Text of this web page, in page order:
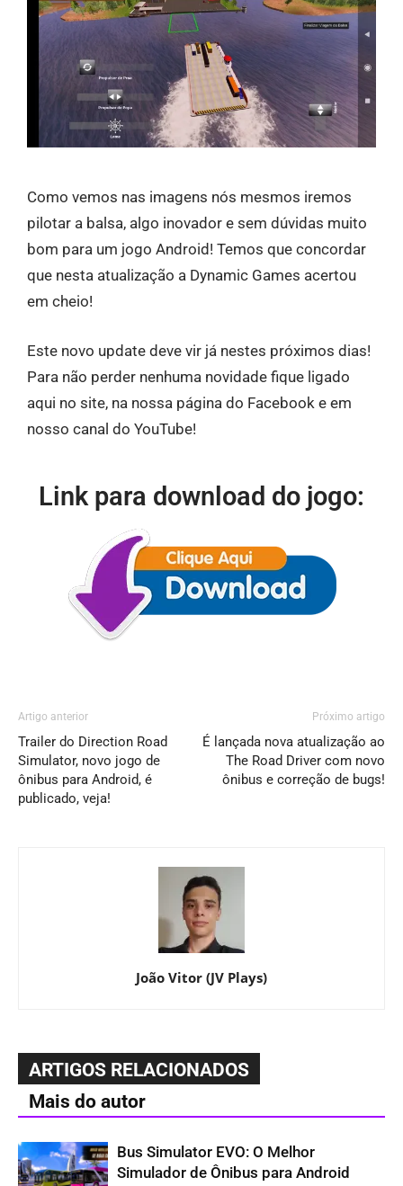
Como vemos nas imagens nós mesmos iremos
pilotar a balsa, algo inovador e sem dúvidas muito
bom para um jogo Android! Temos que concordar
que nesta atualização a Dynamic Games acertou
em cheio!
Este novo update deve vir já nestes próximos dias!
Para não perder nenhuma novidade fique ligado
aqui no site, na nossa página do Facebook e em
nosso canal do YouTube!
Link para download do jogo:
Artigo anterior
Trailer do Direction Road
Simulator, novo jogo de
ônibus para Android, é
publicado, veja!
Próximo artigo
É lançada nova atualização ao
The Road Driver com novo
ônibus e correção de bugs!
João Vitor (JV Plays)
ARTIGOS RELACIONADOS
Mais do autor
Bus Simulator EVO: O Melhor
Simulador de Ônibus para Android